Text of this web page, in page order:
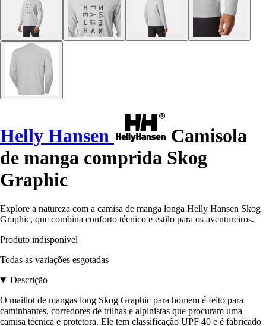
Helly Hansen
Camisola
de manga comprida Skog
Graphic
Explore a natureza com a camisa de manga longa Helly Hansen Skog
Graphic, que combina conforto técnico e estilo para os aventureiros.
Produto indisponível
Todas as variações esgotadas
Descrição
O maillot de mangas long Skog Graphic para homem é feito para
caminhantes, corredores de trilhas e alpinistas que procuram uma
camisa técnica e protetora. Ele tem classificação UPF 40 e é fabricado